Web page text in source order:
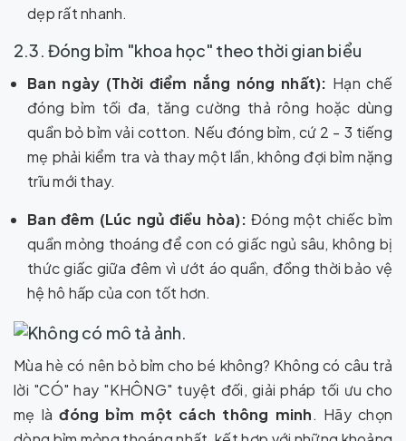
dẹp rất nhanh.
2.3. Đóng bỉm "khoa học" theo thời gian biểu
Ban ngày (Thời điểm nắng nóng nhất): Hạn chế
đóng bỉm tối đa, tăng cường thả rông hoặc dùng
quần bỏ bỉm vải cotton. Nếu đóng bỉm, cứ 2 - 3 tiếng
mẹ phải kiểm tra và thay một lần, không đợi bỉm nặng
trĩu mới thay.
Ban đêm (Lúc ngủ điều hòa): Đóng một chiếc bỉm
quần mỏng thoáng để con có giấc ngủ sâu, không bị
thức giấc giữa đêm vì ướt áo quần, đồng thời bảo vệ
hệ hô hấp của con tốt hơn.
Mùa hè có nên bỏ bỉm cho bé không? Không có câu trả
lời "CÓ" hay "KHÔNG" tuyệt đối, giải pháp tối ưu cho
mẹ làđóng bỉm một cách thông minh. Hãy chọn